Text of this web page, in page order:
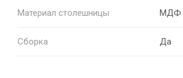
Материал столешницы МДФ
Сборка Да